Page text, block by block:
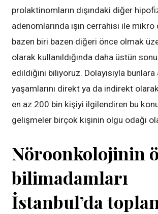
prolaktinomların dışındaki diğer
adenomlarında ışın cerrahisi ile mikro
bazen biri bazen diğeri önce olmak
olarak kullanıldığında daha üstün
edildiğini biliyoruz. Dolayısıyla
yaşamlarını direkt ya da indirekt
en az 200 bin kişiyi ilgilendiren bu
gelişmeler birçok kişinin olgu odağı
Nöroonkolojinin
bilimadamları
İstanbul’da